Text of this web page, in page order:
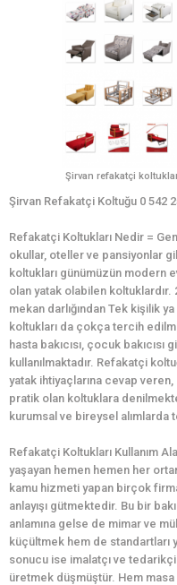
Şirvan refakatçi
Şirvan Refakatçi Koltuğu 0 542
Refakatçi Koltukları Nedir =
okullar, oteller ve pansiyonlar
koltukları günümüzün modern
olan yatak olabilen
mekan darlığından Tek kişilik
koltukları da çokça tercih
hasta bakıcısı, çocuk
kullanılmaktadır. Refakatçi
yatak ihtiyaçlarına cevap
pratik olan koltuklara
kurumsal ve bireysel alımlarda
Refakatçi Koltukları Kullanım
yaşayan hemen hemen her
kamu hizmeti yapan birçok
anlayışı gütmektedir. Bu bir
anlamına gelse de mimar ve
küçültmek hem de standartları
sonucu ise imalatçı ve
üretmek düşmüştür. Hem